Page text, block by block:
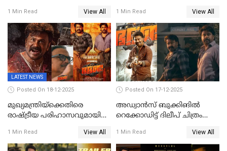
1 Min Read View All 1 Min Read View All
LATEST NEWS
Posted On 18-12-2025
മുഖ്യമന്ത്രിയ്ക്കെതിരെ
രാഷ്ട്രീയ പരിഹാസവുമായി
1 Min Read View All
Posted On 17-12-2025
അഡ്വാൻസ് ബുക്കിങിൽ
റെക്കോഡിട്ട് ദിലീപ് ചിത്രം
റെക്കോർഡ് വിൽപ്പന;
മണിക്കൂറില്‍ വിറ്റത്
1 Min Read View All